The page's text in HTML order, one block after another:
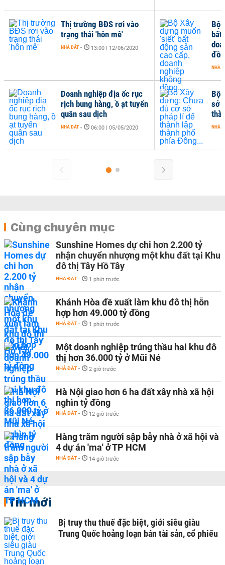
Thị trường BĐS rơi vào
trạng thái 'hôn mê'
NHÀ ĐẤT - 13:00 | 12/06/2020
Doanh nghiệp địa ốc rục
rịch bung hàng, ồ ạt tuyển
quân sau dịch
NHÀ ĐẤT - 06:00 | 05/05/2020
Bộ
bất
NHÀ
Bộ
sở
NHÀ
Cùng chuyên mục
Sunshine Homes dự chi hơn 2.200 tỷ
nhận chuyển nhượng một khu đất tại Khu
đô thị Tây Hồ Tây
NHÀ ĐẤT - 1 phút trước
Khánh Hòa đề xuất làm khu đô thị hỗn
hợp hơn 49.000 tỷ đồng
NHÀ ĐẤT - 1 phút trước
Một doanh nghiệp trúng thầu hai khu đô
thị hơn 36.000 tỷ ở Mũi Né
NHÀ ĐẤT - 2 giờ trước
Hà Nội giao hơn 6 ha đất xây nhà xã hội
nghìn tỷ đồng
NHÀ ĐẤT - 12 giờ trước
Hàng trăm người sập bẫy nhà ở xã hội và
4 dự án 'ma' ở TP HCM
NHÀ ĐẤT - 14 giờ trước
Tin mới
Bị truy thu thuế đặc biệt, giới siêu giàu
Trung Quốc hoảng loạn bán tài sản, cổ phiếu